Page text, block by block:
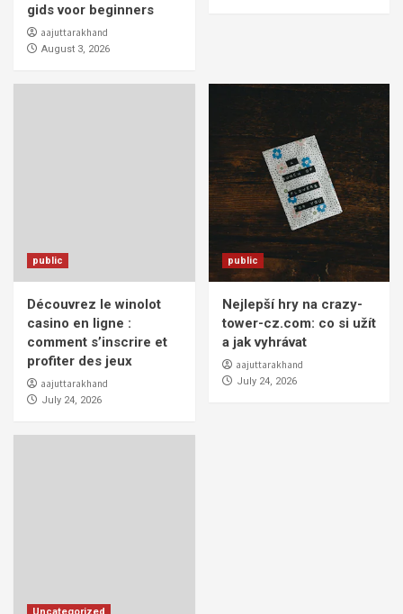
gids voor beginners
aajuttarakhand
August 3, 2026
public
Découvrez le winolot
casino en ligne :
comment s’inscrire et
profiter des jeux
aajuttarakhand
July 24, 2026
public
Nejlepší hry na crazy-
tower-cz.com: co si užít
a jak vyhrávat
aajuttarakhand
July 24, 2026
Uncategorized